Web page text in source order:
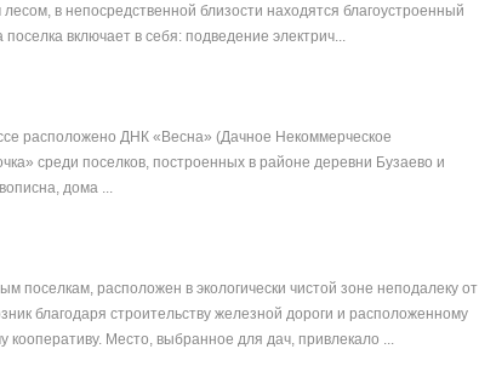
в непосредственной близости находятся благоустроенный
включает в себя: подведение электрич...
расположено ДНК «Весна» (Дачное Некоммерческое
среди поселков, построенных в районе деревни Бузаево и
дома ...
поселкам, расположен в экологически чистой зоне неподалеку от
благодаря строительству железной дороги и расположенному
кооперативу. Место, выбранное для дач, привлекало ...